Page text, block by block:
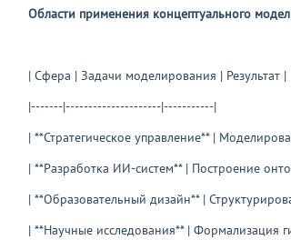
Области применения концептуального
| Сфера | Задачи моделирования | Результат |
|-------|---------------------|-----------|
| **Стратегическое управление** |
| **Разработка ИИ-систем** | Построение
| **Образовательный дизайн** |
| **Научные исследования** | Формализация